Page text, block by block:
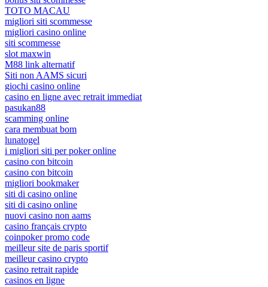
TOTO MACAU
migliori siti scommesse
migliori casino online
siti scommesse
slot maxwin
M88 link alternatif
Siti non AAMS sicuri
giochi casino online
casino en ligne avec retrait immediat
pasukan88
scamming online
cara membuat bom
lunatogel
i migliori siti per poker online
casino con bitcoin
casino con bitcoin
migliori bookmaker
siti di casino online
siti di casino online
nuovi casino non aams
casino français crypto
coinpoker promo code
meilleur site de paris sportif
meilleur casino crypto
casino retrait rapide
casinos en ligne